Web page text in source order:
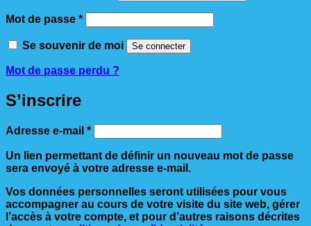
Mot de passe *Obligatoire
Se souvenir de moi Se connecter
Mot de passe perdu ?
S’inscrire
Adresse e-mail *Obligatoire
Un lien permettant de définir un nouveau mot de passe
sera envoyé à votre adresse e-mail.
Vos données personnelles seront utilisées pour vous
accompagner au cours de votre visite du site web, gérer
l’accès à votre compte, et pour d’autres raisons décrites